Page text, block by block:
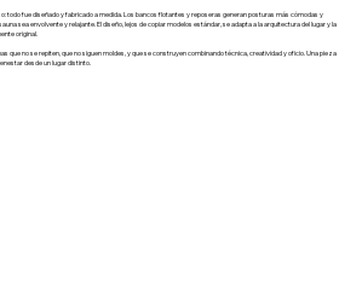
todo fue diseñado y fabricado a medida. Los bancos flotantes y reposeras generan posturas más cómodas y
sea envolvente y relajante. El diseño, lejos de copiar modelos estándar, se adapta a la arquitectura del lugar y la
original.
que no se repiten, que no siguen moldes, y que se construyen combinando técnica, creatividad y oficio. Una pieza
desde un lugar distinto.